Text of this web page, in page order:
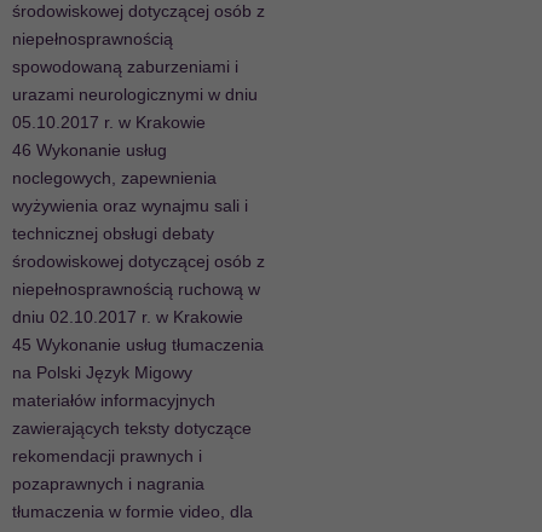
środowiskowej dotyczącej osób z
niepełnosprawnością
spowodowaną zaburzeniami i
urazami neurologicznymi w dniu
05.10.2017 r. w Krakowie
46 Wykonanie usług
noclegowych, zapewnienia
wyżywienia oraz wynajmu sali i
technicznej obsługi debaty
środowiskowej dotyczącej osób z
niepełnosprawnością ruchową w
dniu 02.10.2017 r. w Krakowie
45 Wykonanie usług tłumaczenia
na Polski Język Migowy
materiałów informacyjnych
zawierających teksty dotyczące
rekomendacji prawnych i
pozaprawnych i nagrania
tłumaczenia w formie video, dla